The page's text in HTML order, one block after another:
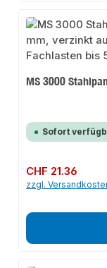
MS 3000
Sofort
Regulärer Preis:
CHF 21.36
zzgl.